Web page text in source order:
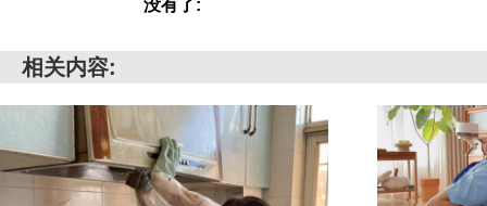
没有了:
相关内容: